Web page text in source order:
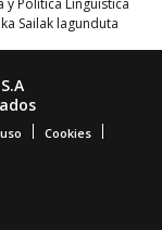
Política Lingüística
Sailak lagunduta
Cookies